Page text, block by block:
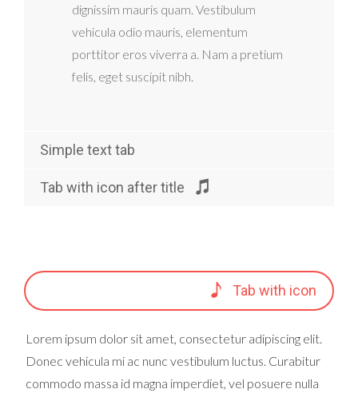
dignissim mauris quam. Vestibulum
vehicula odio mauris, elementum
porttitor eros viverra a. Nam a pretium
felis, eget suscipit nibh.
Simple text tab
Tab with icon after title
Tab with icon
Lorem ipsum dolor sit amet, consectetur adipiscing elit.
Donec vehicula mi ac nunc vestibulum luctus. Curabitur
commodo massa id magna imperdiet, vel posuere nulla